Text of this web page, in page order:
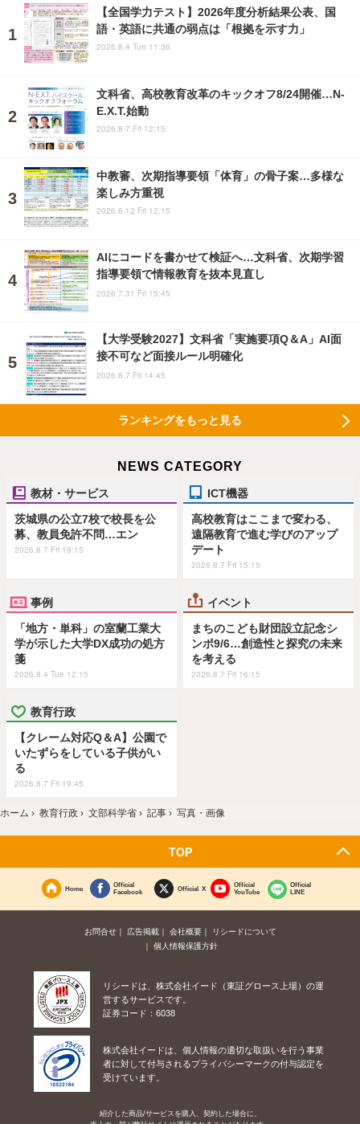
【全国学力テスト】2026年度分析結果公表、国
語・英語に共通の弱点は「根拠を示す力」
2026.8.4 Tue 11:36
文科省、高校教育改革のキックオフ8/24開催…N-
E.X.T.始動
2026.8.7 Fri 12:15
中教審、次期指導要領「体育」の骨子案…多様な
楽しみ方重視
2026.6.12 Fri 12:15
AIにコードを書かせて検証へ…文科省、次期学習
指導要領で情報教育を抜本見直し
2026.7.31 Fri 15:45
【大学受験2027】文科省「実施要項Q＆A」AI面
接不可など面接ルール明確化
2026.8.7 Fri 14:45
ランキングをもっと見る
NEWS CATEGORY
教材・サービス
茨城県の公立7校で校長を公
募、教員免許不問…エン
2026.8.7 Fri 19:15
ICT機器
高校教育はここまで変わる、
遠隔教育で進む学びのアップ
デート
2026.8.7 Fri 15:15
事例
「地方・単科」の室蘭工業大
学が示した大学DX成功の処方
箋
2026.8.4 Tue 12:15
イベント
まちのこども財団設立記念シ
ンポ9/6…創造性と探究の未来
を考える
2026.8.7 Fri 16:15
教育行政
【クレーム対応Q＆A】公園で
いたずらをしている子供がい
る
2026.8.7 Fri 19:45
ホーム › 教育行政 › 文部科学省 › 記事 › 写真・画像
TOP
Home
Official
Facebook
Official X
Official
YouTube
Official
LINE
お問合せ 広告掲載 会社概要
リシードについて
個人情報保護方針
リシードは、株式会社イード（東証グロース上場）の運
営するサービスです。
証券コード：6038
株式会社イードは、個人情報の適切な取扱いを行う事業
者に対して付与されるプライバシーマークの付与認定を
受けています。
紹介した商品/サービスを購入、契約した場合に、